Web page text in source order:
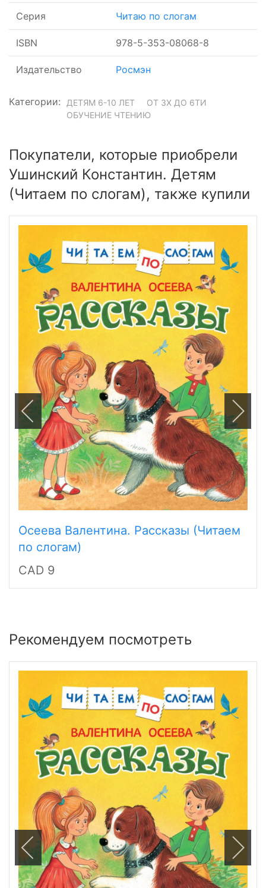
Серия Читаю по слогам
ISBN 978-5-353-08068-8
Издательство Росмэн
Категории: ДЕТЯМ 6-10 ЛЕТ
ОТ 3Х ДО 6ТИ
ОБУЧЕНИЕ ЧТЕНИЮ
Покупатели, которые приобрели
Ушинский Константин. Детям
(Читаем по слогам), также купили
Осеева Валентина. Рассказы (Читаем
по слогам)
CAD 9
Рекомендуем посмотреть